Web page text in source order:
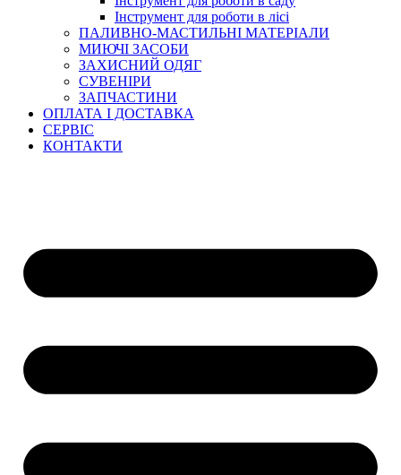
Інструмент для роботи в лісі
ПАЛИВНО-МАСТИЛЬНІ МАТЕРІАЛИ
МИЮЧІ ЗАСОБИ
ЗАХИСНИЙ ОДЯГ
СУВЕНІРИ
ЗАПЧАСТИНИ
ОПЛАТА І ДОСТАВКА
СЕРВІС
КОНТАКТИ